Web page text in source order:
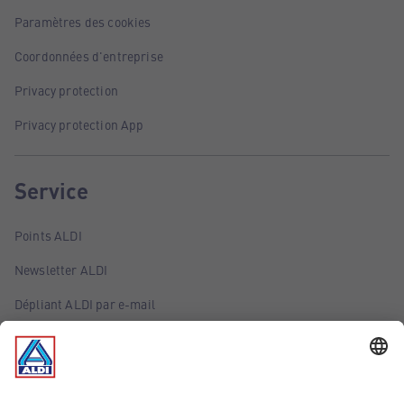
Paramètres des cookies
Coordonnées d'entreprise
Privacy protection
Privacy protection App
Service
Points ALDI
Newsletter ALDI
Dépliant ALDI par e-mail
Offres
Infos essentielles